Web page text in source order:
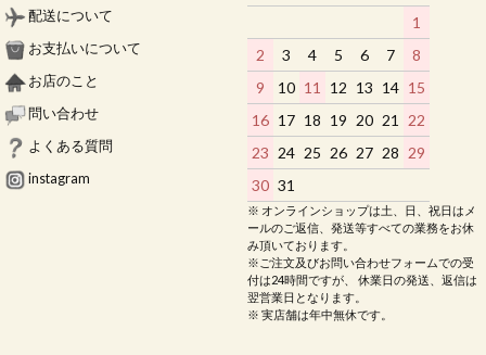
配送について
お支払いについて
お店のこと
問い合わせ
よくある質問
instagram
1
2
3 4 5 6 7
8
9
10 11 12 13 14 15
16 17 18 19 20 21
22
23 24 25 26 27 28 29
30 31
※ オンラインショップは土、日、祝日はメ
ールのご返信、発送等すべての業務をお休
み頂いております。
※ご注文及びお問い合わせフォームでの受
付は24時間ですが、 休業日の発送、返信は
翌営業日となります。
※ 実店舗は年中無休です。